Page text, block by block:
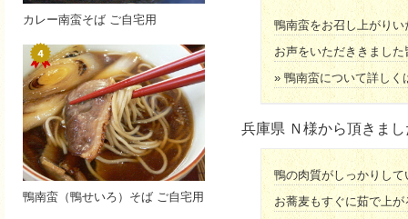
鴨南蛮をお召し上がり
お声をいただききまし
» 鴨南蛮について詳しく
兵庫県 Ｎ様から頂きま
鴨の肉質がしっかりし
お蕎麦もすぐに茹で上
カレー南蛮そば ご自宅用
鴨南蛮（鴨せいろ）そば ご自宅用